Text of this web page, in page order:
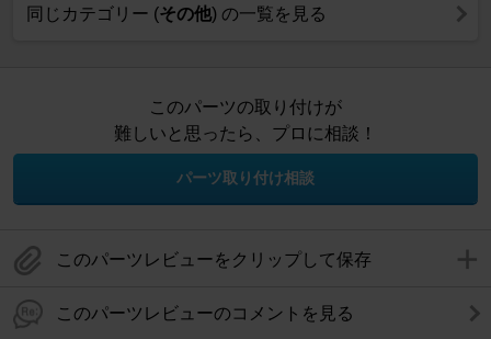
同じカテゴリー (その他) の一覧を見る
このパーツの取り付けが
難しいと思ったら、プロに相談！
パーツ取り付け相談
このパーツレビューをクリップして保存
このパーツレビューのコメントを見る